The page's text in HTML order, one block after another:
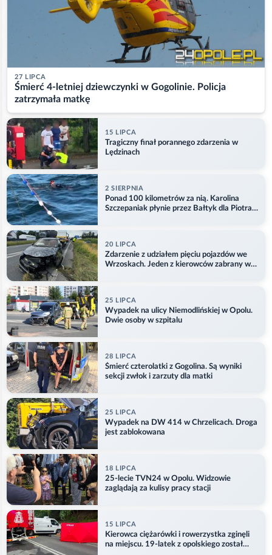
27 LIPCA
Śmierć 4-letniej dziewczynki w Gogolinie. Policja
zatrzymała matkę
15 LIPCA
Tragiczny finał porannego zdarzenia w
Lędzinach
2 SIERPNIA
Ponad 100 kilometrów za nią. Karolina
Szczepaniak płynie przez Bałtyk dla Piotra.
20 LIPCA
Zdarzenie z udziałem pięciu pojazdów we
Wrzoskach. Jeden z kierowców zabrany w
25 LIPCA
Wypadek na ulicy Niemodlińskiej w Opolu.
Dwie osoby w szpitalu
28 LIPCA
Śmierć czterolatki z Gogolina. Są wyniki
sekcji zwłok i zarzuty dla matki
25 LIPCA
Wypadek na DW 414 w Chrzelicach. Droga
jest zablokowana
18 LIPCA
25-lecie TVN24 w Opolu. Widzowie
zaglądają za kulisy pracy stacji
15 LIPCA
Kierowca ciężarówki i rowerzystka zginęli
na miejscu. 19-latek z opolskiego został